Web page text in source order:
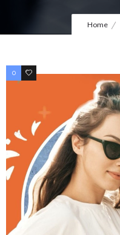
Home
0 0